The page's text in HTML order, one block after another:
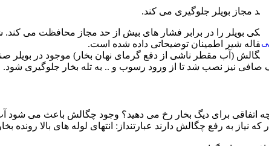
مجاز بویلر جلوگیری می کند.
بویلر را در برابر فشار های بیش از حد مجاز محافظت می کند.
شیر اطمینان توضیحاتی داده شده است.
(آب مقطر ناشی از دفع گرمای نهان بخار) موجود در بویلر
صافی نیز نصب شد تا از ورود رسوب و .. به تله بخار جلوگیری شود.
اتفاقی برای دیگ بخار رخ می دهید؟ وجود چگالش باعث می شود
که نیاز به رفع چگالش دارند عبارتنداز: انتهای لوله های بالا